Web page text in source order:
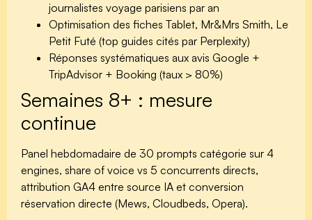
journalistes voyage parisiens par an
Optimisation des fiches Tablet, Mr&Mrs Smith, Le
Petit Futé (top guides cités par Perplexity)
Réponses systématiques aux avis Google +
TripAdvisor + Booking (taux > 80%)
Semaines 8+ : mesure
continue
Panel hebdomadaire de 30 prompts catégorie sur 4
engines, share of voice vs 5 concurrents directs,
attribution GA4 entre source IA et conversion
réservation directe (Mews, Cloudbeds, Opera).